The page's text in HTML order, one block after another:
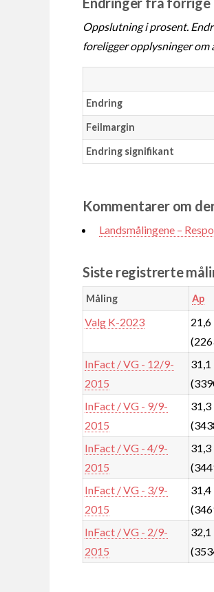
Oppslutning i prosent.
foreligger opplysninger om
Endring
Feilmargin
Endring signifikant
Kommentarer om
Landsmålingene –
Siste registrerte
Måling Ap
Valg K-2023
21,6
InFact / VG - 12/9-
2015
31,1
InFact / VG - 9/9-
2015
31,3
InFact / VG - 4/9-
2015
31,3
InFact / VG - 3/9-
2015
31,4
InFact / VG - 2/9-
2015
32,1